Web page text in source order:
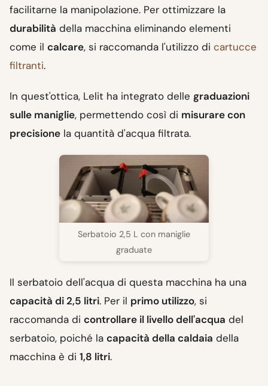
facilitarne la manipolazione. Per ottimizzare la
durabilità della macchina eliminando elementi
come il calcare, si raccomanda l'utilizzo di cartucce
filtranti.
In quest'ottica, Lelit ha integrato delle graduazioni
sulle maniglie, permettendo così di misurare con
precisione la quantità d'acqua filtrata.
Serbatoio 2,5 L con maniglie
graduate
Il serbatoio dell'acqua di questa macchina ha una
capacità di 2,5 litri. Per il primo utilizzo, si
raccomanda di controllare il livello dell'acqua del
serbatoio, poiché la capacità della caldaia della
macchina è di 1,8 litri.